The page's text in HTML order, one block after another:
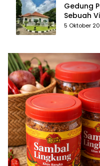
Gedung
Sebuah
yang
5 Oktober